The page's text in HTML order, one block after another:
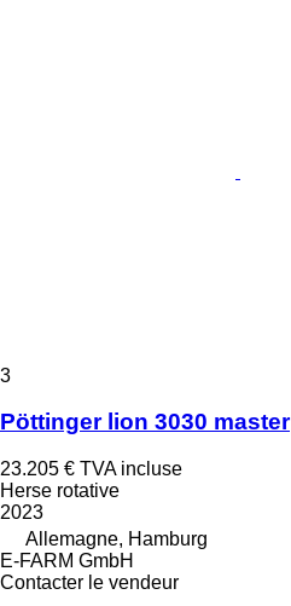
3
Pöttinger lion 3030 master
23.205 € TVA incluse
Herse rotative
2023
Allemagne, Hamburg
E-FARM GmbH
Contacter le vendeur